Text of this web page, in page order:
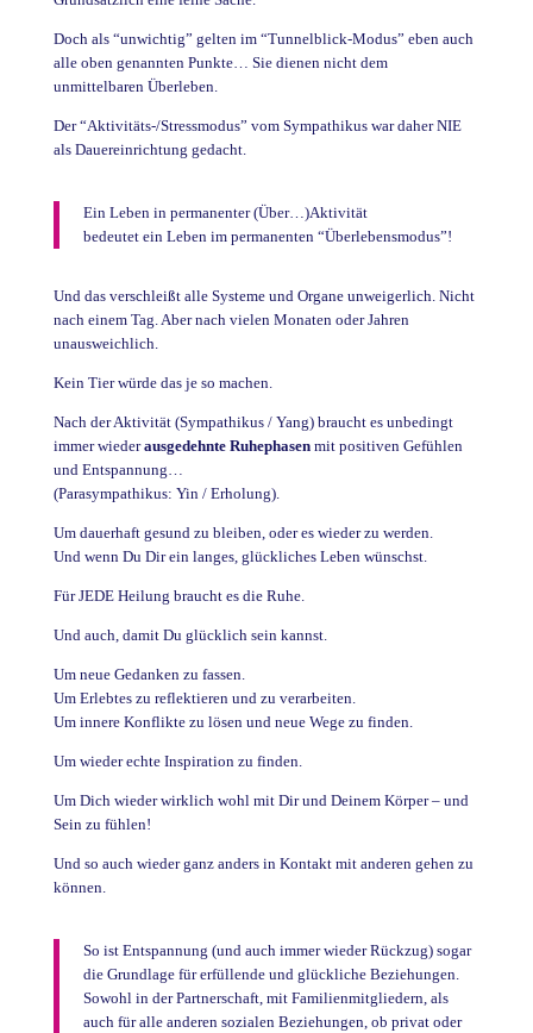
Doch als “unwichtig” gelten im “Tunnelblick-Modus” eben auch
alle oben genannten Punkte… Sie dienen nicht dem
unmittelbaren Überleben.
Der “Aktivitäts-/Stressmodus” vom Sympathikus war daher NIE
als Dauereinrichtung gedacht.
Ein Leben in permanenter (Über…)Aktivität
bedeutet ein Leben im permanenten “Überlebensmodus”!
Und das verschleißt alle Systeme und Organe unweigerlich. Nicht
nach einem Tag. Aber nach vielen Monaten oder Jahren
unausweichlich.
Kein Tier würde das je so machen.
Nach der Aktivität (Sympathikus / Yang) braucht es unbedingt
immer wiederausgedehnte Ruhephasenmit positiven Gefühlen
und Entspannung…
(Parasympathikus: Yin / Erholung).
Um dauerhaft gesund zu bleiben, oder es wieder zu werden.
Und wenn Du Dir ein langes, glückliches Leben wünschst.
Für JEDE Heilung braucht es die Ruhe.
Und auch, damit Du glücklich sein kannst.
Um neue Gedanken zu fassen.
Um Erlebtes zu reflektieren und zu verarbeiten.
Um innere Konflikte zu lösen und neue Wege zu finden.
Um wieder echte Inspiration zu finden.
Um Dich wieder wirklich wohl mit Dir und Deinem Körper – und
Sein zu fühlen!
Und so auch wieder ganz anders in Kontakt mit anderen gehen zu
können.
So ist Entspannung (und auch immer wieder Rückzug) sogar
die Grundlage für erfüllende und glückliche Beziehungen.
Sowohl in der Partnerschaft, mit Familienmitgliedern, als
auch für alle anderen sozialen Beziehungen, ob privat oder